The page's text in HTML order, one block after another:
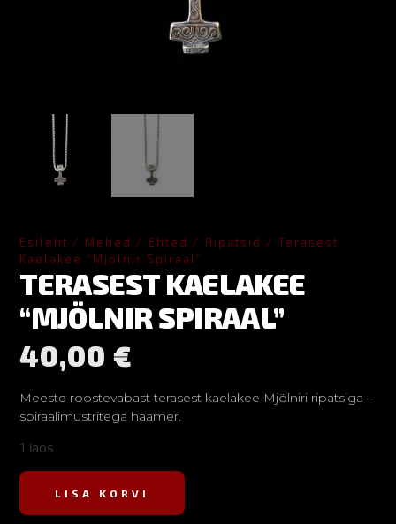
Esileht / Mehed / Ehted / Ripatsid / Terasest
Kaelakee “Mjölnir Spiraal”
TERASEST KAELAKEE
“MJÖLNIR SPIRAAL”
40,00€
Meeste roostevabast terasest kaelakee Mjölniri ripatsiga –
spiraalimustritega haamer.
1 laos
LISA KORVI